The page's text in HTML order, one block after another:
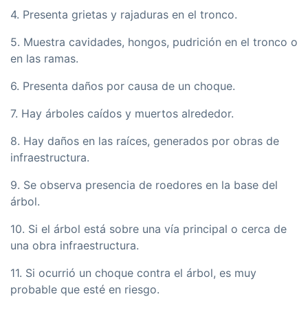
4. Presenta grietas y rajaduras en el tronco.
5. Muestra cavidades, hongos, pudrición en el tronco o
en las ramas.
6. Presenta daños por causa de un choque.
7. Hay árboles caídos y muertos alrededor.
8. Hay daños en las raíces, generados por obras de
infraestructura.
9. Se observa presencia de roedores en la base del
árbol.
10. Si el árbol está sobre una vía principal o cerca de
una obra infraestructura.
11. Si ocurrió un choque contra el árbol, es muy
probable que esté en riesgo.